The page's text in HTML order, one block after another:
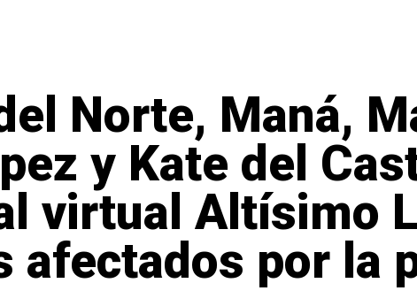
Norte, Maná,
y Kate del
virtual Altísimo
afectados por la